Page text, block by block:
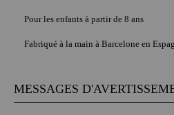
Pour les enfants à partir de 8 ans
Fabriqué à la main à Barcelone en
MESSAGES